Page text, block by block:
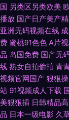
国 另类区另类欧美
播放 国产日产美产
亚洲无码视频在线
费 蜜桃91色色 A片
品 岛国免费 国产无
线 熟女自拍偷拍 青
视频官网国产 狠狠
站 91视频成人下载
美狠狠插 日韩精品
品 日本一级电影 久